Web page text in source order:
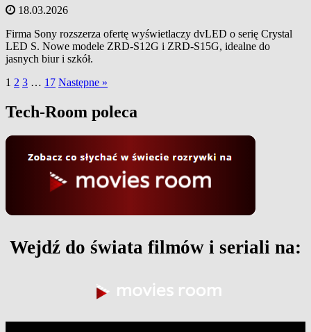
18.03.2026
Firma Sony rozszerza ofertę wyświetlaczy dvLED o serię Crystal
LED S. Nowe modele ZRD-S12G i ZRD-S15G, idealne do
jasnych biur i szkół.
1 2 3 … 17 Następne »
Tech-Room poleca
Wejdź do świata filmów i seriali na: